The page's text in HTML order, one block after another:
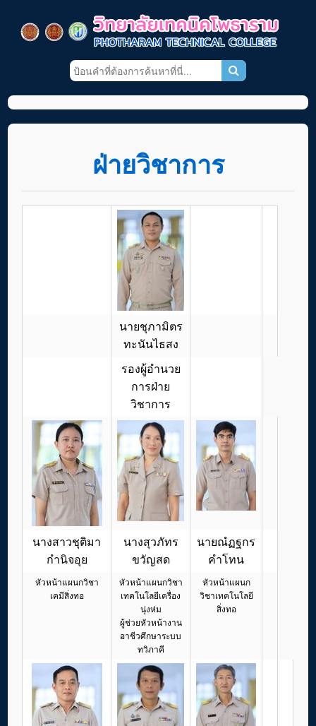
ฝ่ายวิชาการ
นายชุภามิตร
ทะนันไธสง
รองผู้อำนวย
การฝ่าย
วิชาการ
นางสาวชุติมา
กำนิจอุย
นางสุวภัทร
ขวัญสด
นายณํฏฐกร
คำโทน
หัวหน้าแผนกวิชา
เคมีสิ่งทอ
หัวหน้าแผนกวิชา
เทคโนโลยีเครื่อง
นุ่งห่ม
ผู้ช่วยหัวหน้างาน
อาชีวศึกษาระบบ
ทวิภาคี
หัวหน้าแผนก
วิชาเทคโนโลยี
สิ่งทอ